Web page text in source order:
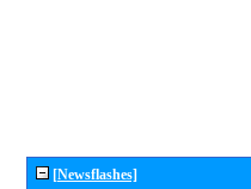
[Newsflashes]